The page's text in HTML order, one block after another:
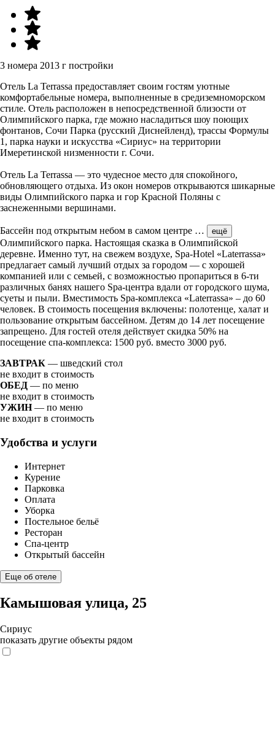
3 номера 2013 г постройки
Отель La Terrassa предоставляет своим гостям уютные
комфортабельные номера, выполненные в средиземноморском
стиле. Отель расположен в непосредственной близости от
Олимпийского парка, где можно насладиться шоу поющих
фонтанов, Сочи Парка (русский Диснейленд), трассы Формулы
1, парка науки и искусства «Сириус» на территории
Имеретинской низменности г. Сочи.
Отель La Terrassa — это чудесное место для спокойного,
обновляющего отдыха. Из окон номеров открываются шикарные
виды Олимпийского парка и гор Красной Поляны с
заснеженными вершинами.
Бассейн под открытым небом в самом центре … ещё
Олимпийского парка. Настоящая сказка в Олимпийской
деревне. Именно тут, на свежем воздухе, Spa-Hotel «Laterrassa»
предлагает самый лучший отдых за городом — с хорошей
компанией или с семьей, с возможностью пропариться в 6-ти
различных банях нашего Spa-центра вдали от городского шума,
суеты и пыли. Вместимость Spa-комплекса «Laterrassa» – до 60
человек. В стоимость посещения включены: полотенце, халат и
пользование открытым бассейном. Детям до 14 лет посещение
запрещено. Для гостей отеля действует скидка 50% на
посещение спа-комплекса: 1500 руб. вместо 3000 руб.
ЗАВТРАК — шведский стол
не входит в стоимость
ОБЕД — по меню
не входит в стоимость
УЖИН— по меню
не входит в стоимость
Удобства и услуги
Интернет
Курение
Парковка
Оплата
Уборка
Постельное бельё
Ресторан
Спа-центр
Открытый бассейн
Еще об отеле
Камышовая улица, 25
Сириус
показать другие объекты рядом